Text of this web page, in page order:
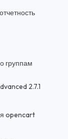
группам
2.7.1
opencart